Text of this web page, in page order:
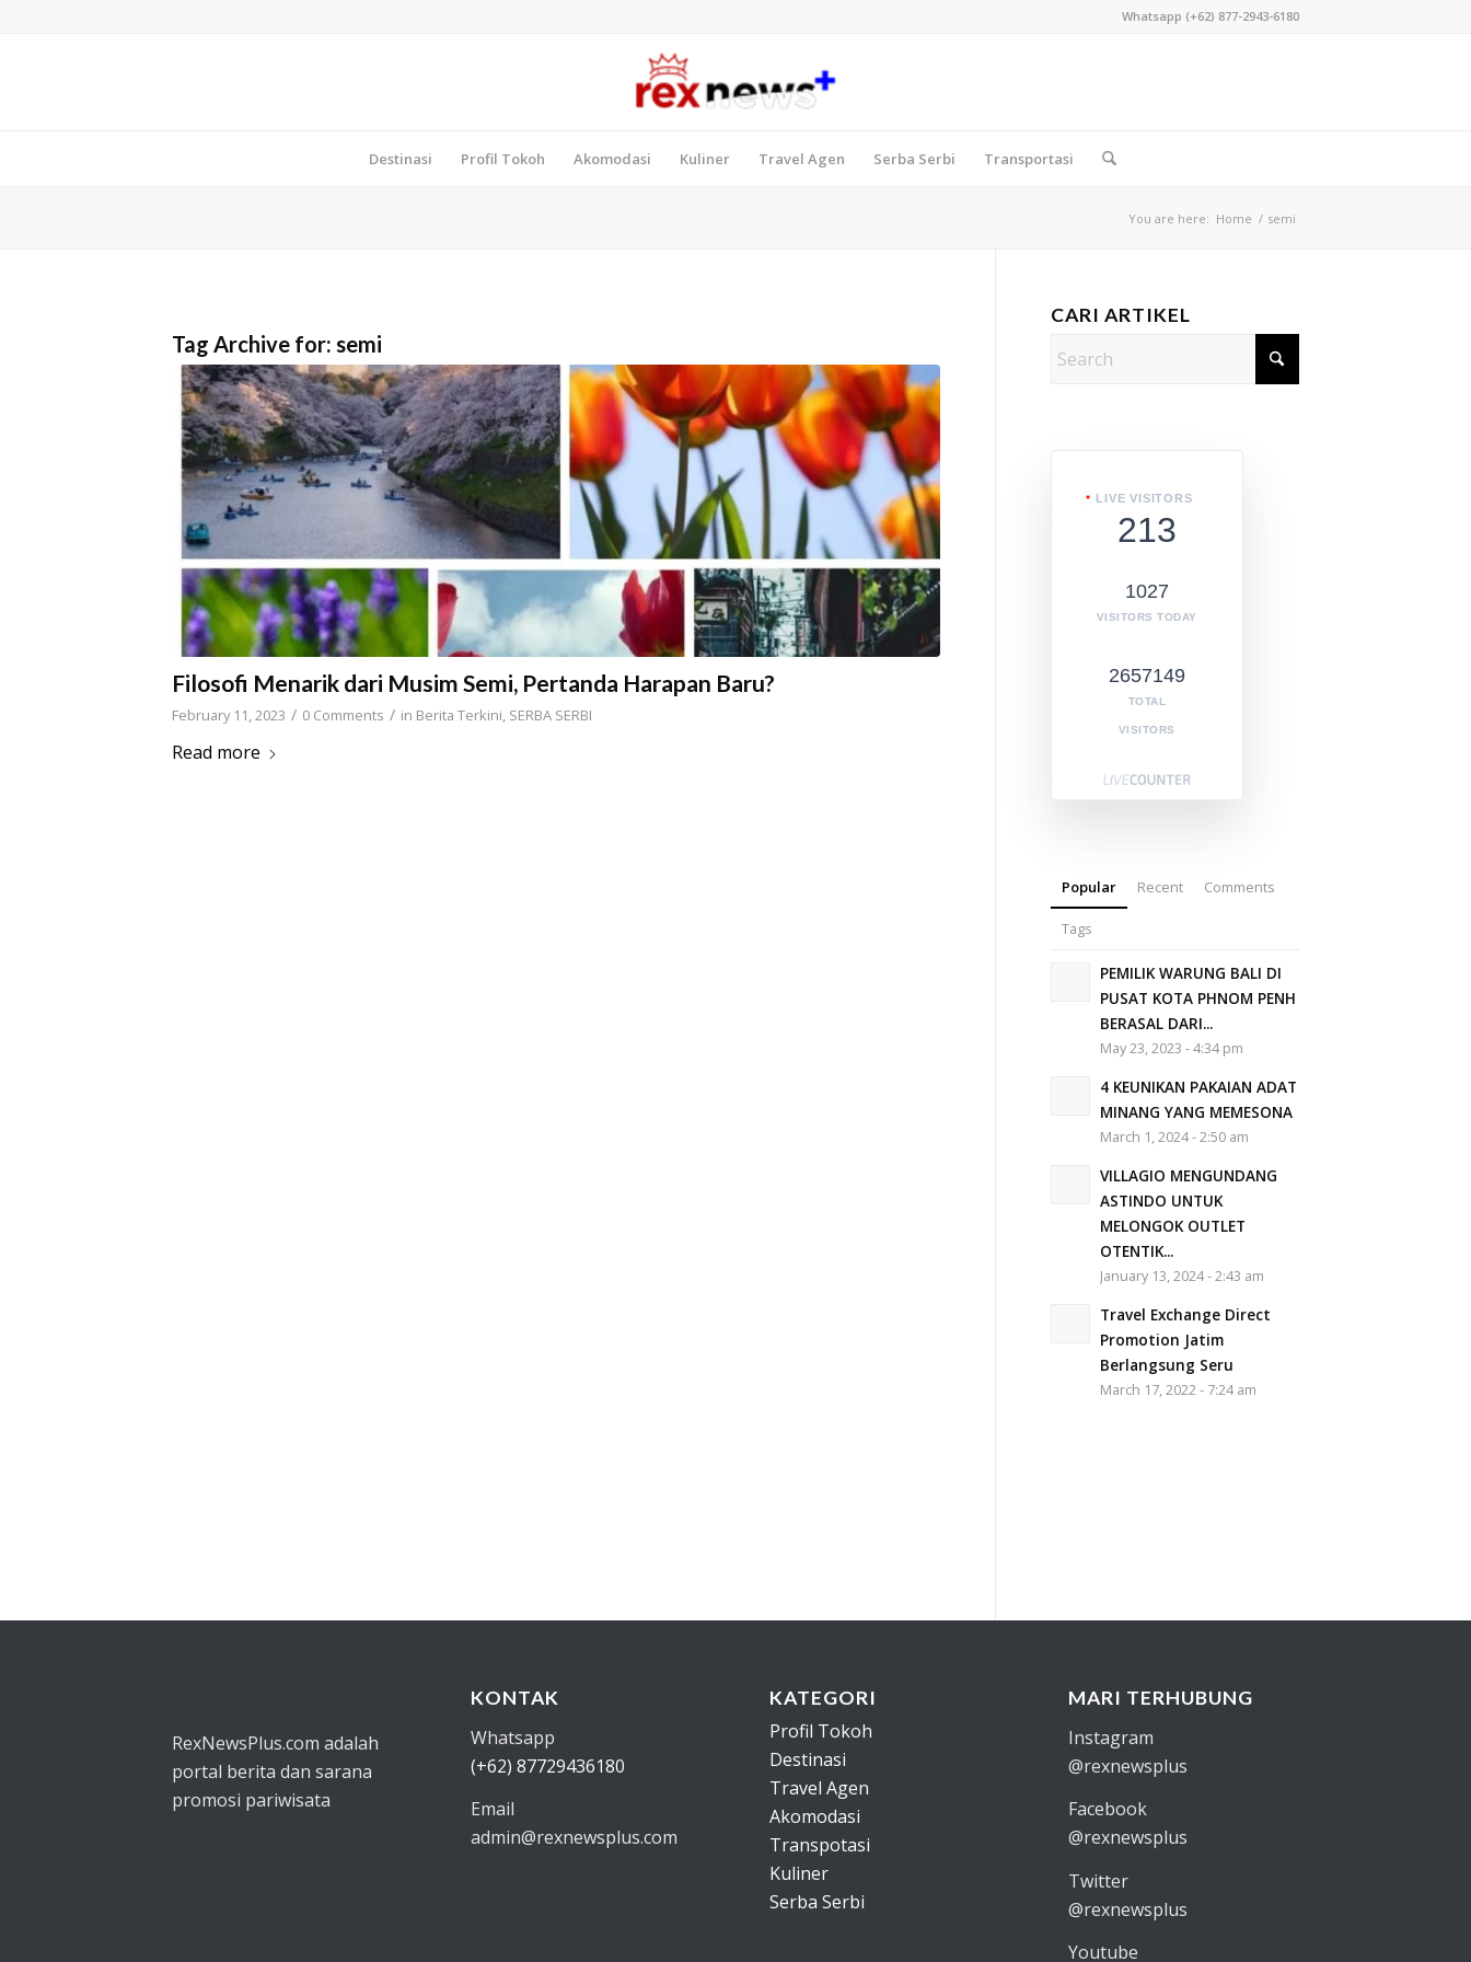
Whatsapp (+62) 877-2943-6180
Destinasi Profil Tokoh Akomodasi Kuliner Travel Agen Serba Serbi Transportasi
You are here: Home / semi
Tag Archive for: semi
Filosofi Menarik dari Musim Semi, Pertanda Harapan Baru?
February 11, 2023 / 0 Comments / in Berita Terkini, SERBA SERBI
Read more
CARI ARTIKEL
LIVE VISITORS
213
1027
VISITORS TODAY
2657149
TOTAL
VISITORS
Popular Recent Comments
Tags
PEMILIK WARUNG BALI DI
PUSAT KOTA PHNOM PENH
BERASAL DARI...
May 23, 2023 - 4:34 pm
4 KEUNIKAN PAKAIAN ADAT
MINANG YANG MEMESONA
March 1, 2024 - 2:50 am
VILLAGIO MENGUNDANG
ASTINDO UNTUK
MELONGOK OUTLET
OTENTIK...
January 13, 2024 - 2:43 am
Travel Exchange Direct
Promotion Jatim
Berlangsung Seru
March 17, 2022 - 7:24 am
RexNewsPlus.com adalah
portal berita dan sarana
promosi pariwisata
KONTAK
Whatsapp
(+62) 87729436180
Email
admin@rexnewsplus.com
KATEGORI
Profil Tokoh
Destinasi
Travel Agen
Akomodasi
Transpotasi
Kuliner
Serba Serbi
MARI TERHUBUNG
Instagram
@rexnewsplus
Facebook
@rexnewsplus
Twitter
@rexnewsplus
Youtube